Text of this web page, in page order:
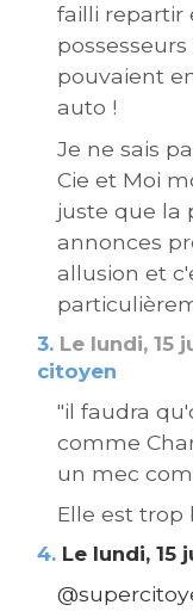
failli repartir
pouvaient
auto !
Je ne sais
Cie et Moi
juste que la
annonces
allusion et
3.Le lundi, 15
citoyen
"il faudra
comme
un mec
Elle est trop
4.Le lundi, 15